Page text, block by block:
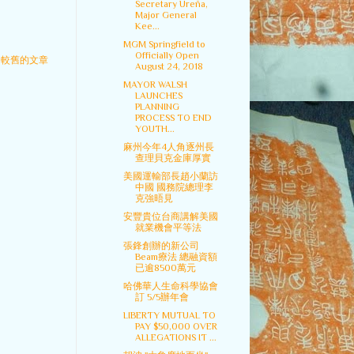
較舊的文章
Secretary Ureña,
Major General
Kee...
MGM Springfield to
Officially Open
August 24, 2018
MAYOR WALSH
LAUNCHES
PLANNING
PROCESS TO END
YOUTH...
麻州今年4人角逐州長
查理貝克金庫厚實
美國運輸部長趙小蘭訪
中國 國務院總理李
克強晤見
安豐貴位台商講解美國
就業機會平等法
張鋒創辦的新公司
Beam療法 總融資額
已逾8500萬元
哈佛華人生命科學協會
訂 5/5辦年會
LIBERTY MUTUAL TO
PAY $50,000 OVER
ALLEGATIONS IT ...